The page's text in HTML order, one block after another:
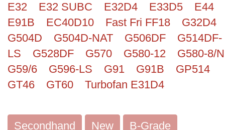
E32
E32 SUBC E32D4 E33D5
E44
E91B
EC40D10 Fast Fri FF18
G32D4
G504D
G504D-NAT G506DF
G514DF-
LS
G528DF G570 G580-12
G580-8/N
G59/6
G596-LS G91 G91B
GP514
GT46
GT60 Turbofan E31D4
Secondhand New B-Grade